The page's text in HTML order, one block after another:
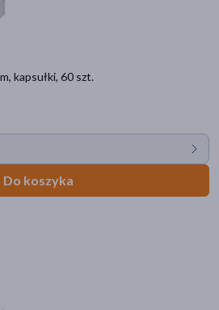
kapsułki, 60 szt.
Do koszyka